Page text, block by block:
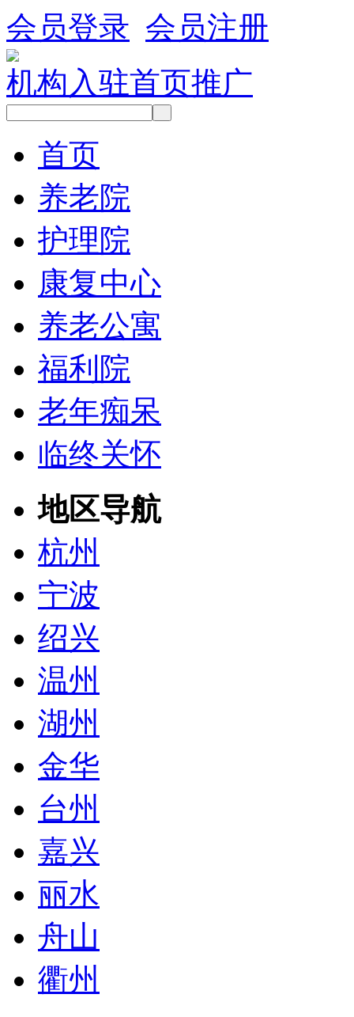
会员登录 会员注册
机构入驻首页推广
首页
养老院
护理院
康复中心
养老公寓
福利院
老年痴呆
临终关怀
地区导航
杭州
宁波
绍兴
温州
湖州
金华
台州
嘉兴
丽水
舟山
衢州